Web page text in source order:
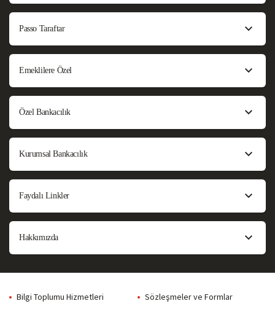
Passo Taraftar
Emeklilere Özel
Özel Bankacılık
Kurumsal Bankacılık
Faydalı Linkler
Hakkımızda
Bilgi Toplumu Hizmetleri Sözleşmeler ve Formlar